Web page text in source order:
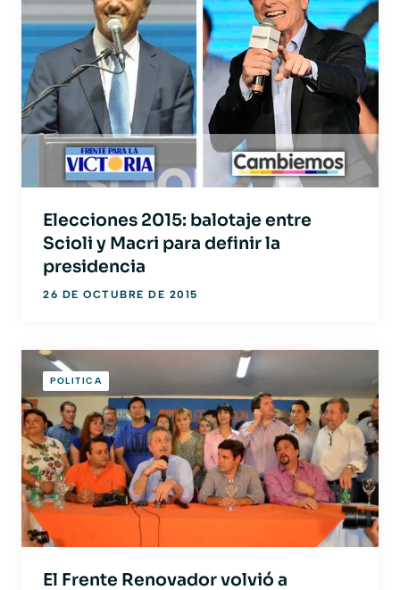
Elecciones 2015: balotaje entre
Scioli y Macri para definir la
presidencia
26 DE OCTUBRE DE 2015
POLITICA
El Frente Renovador volvió a